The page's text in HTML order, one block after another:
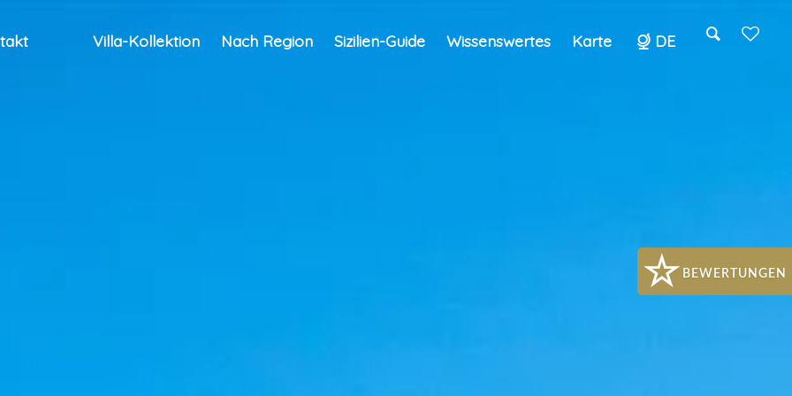
Villa-Kollektion Nach Region Sizilien-Guide Wissenswertes Karte DE
BEWERTUNGEN